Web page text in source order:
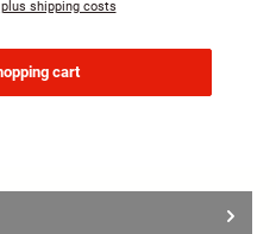
shipping costs
cart